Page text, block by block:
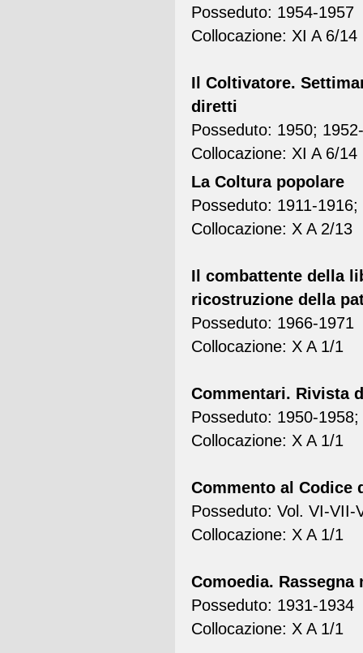
Posseduto: 1954-1957
Collocazione: XI A 6/14
Il Coltivatore.
diretti
Posseduto: 1950;
Collocazione: XI A 6/14
La Coltura popolare
Posseduto: 1911-
Collocazione: X A 2/13
Il combattente della
ricostruzione della
Posseduto: 1966-1971
Collocazione: X A 1/1
Commentari. Rivista
Posseduto: 1950-
Collocazione: X A 1/1
Commento al Codice
Posseduto: Vol. VI-VII-
Collocazione: X A 1/1
Comoedia.
Posseduto: 1931-1934
Collocazione: X A 1/1